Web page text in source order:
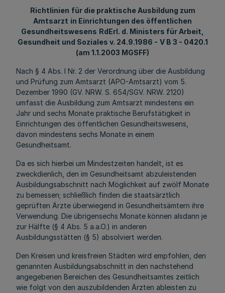
Richtlinien für die praktische Ausbildung zum
Amtsarzt in Einrichtungen des öffentlichen
Gesundheitswesens RdErl. d. Ministers für Arbeit,
Gesundheit und Soziales v. 24.9.1986 - V B 3 - 0420.1
(am 1.1.2003 MGSFF)
Nach § 4 Abs. l Nr. 2 der Verordnung über die Ausbildung
und Prüfung zum Amtsarzt (APO-Amtsarzt) vom 5.
Dezember 1990 (GV. NRW. S. 654/SGV. NRW. 2120)
umfasst die Ausbildung zum Amtsarzt mindestens ein
Jahr und sechs Monate praktische Berufstätigkeit in
Einrichtungen des öffentlichen Gesundheitswesens,
davon mindestens sechs Monate in einem
Gesundheitsamt.
Da es sich hierbei um Mindestzeiten handelt, ist es
zweckdienlich, den im Gesundheitsamt abzuleistenden
Ausbildungsabschnitt nach Möglichkeit auf zwölf Monate
zu bemessen; schließlich finden die staatsärztlich
geprüften Ärzte überwiegend in Gesundheitsämtern ihre
Verwendung. Die übrigensechs Monate können alsdann je
zur Hälfte (§ 4 Abs. 5 a.a.O.) in anderen
Ausbildungsstätten (§ 5) absolviert werden.
Den Kreisen und kreisfreien Städten wird empfohlen, den
genannten Ausbildungsabschnitt in den nachstehend
angegebenen Bereichen des Gesundheitsamtes zeitlich
wie folgt von den auszubildenden Ärzten ableisten zu